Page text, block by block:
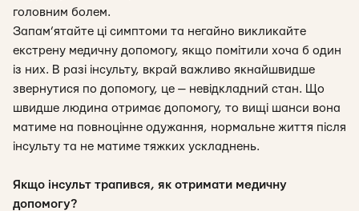
головним болем.
Запам’ятайте ці симптоми та негайно викликайте
екстрену медичну допомогу, якщо помітили хоча б один
із них. В разі інсульту, вкрай важливо якнайшвидше
звернутися по допомогу, це — невідкладний стан. Що
швидше людина отримає допомогу, то вищі шанси вона
матиме на повноцінне одужання, нормальне життя після
інсульту та не матиме тяжких ускладнень.
Якщо інсульт трапився, як отримати медичну
допомогу?